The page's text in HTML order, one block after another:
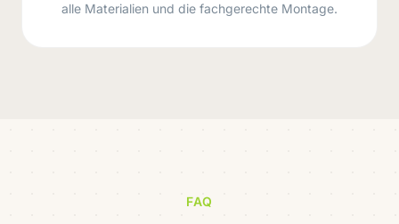
alle Materialien und die fachgerechte Montage.
FAQ